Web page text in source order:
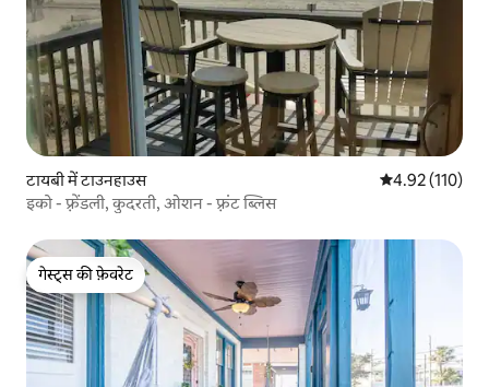
टायबी में टाउनहाउस औसत रेटिंग 5 में से
4.92 (110)
इको - फ़्रेंडली, कुदरती, ओशन - फ़्रंट ब्लिस
गेस्ट्स की फ़ेवरेट
गेस्ट्स की फ़ेवरेट